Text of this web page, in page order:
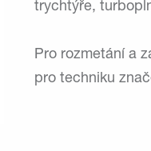
trychtýře,
Pro rozmetání a
pro techniku